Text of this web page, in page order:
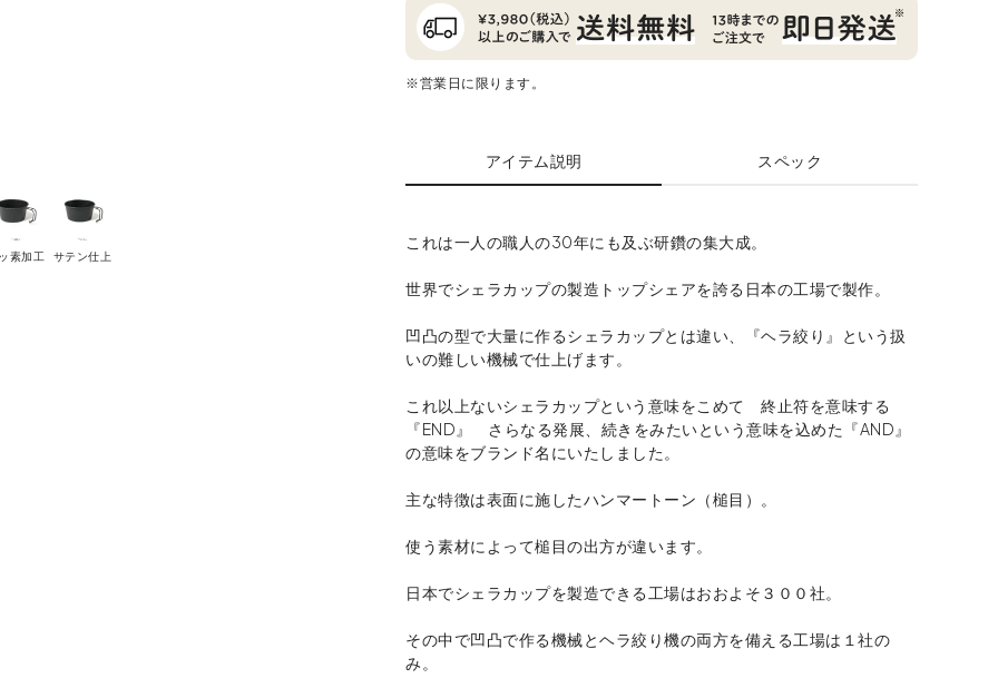
素加工 サテン仕上
※営業日に限ります。
アイテム説明 スペック
これは一人の職人の30年にも及ぶ研鑽の集大成。
世界でシェラカップの製造トップシェアを誇る日本の工場で製作。
凹凸の型で大量に作るシェラカップとは違い、『ヘラ絞り』という扱
いの難しい機械で仕上げます。
これ以上ないシェラカップという意味をこめて 終止符を意味する
『END』 さらなる発展、続きをみたいという意味を込めた『AND』
の意味をブランド名にいたしました。
主な特徴は表面に施したハンマートーン（槌目）。
使う素材によって槌目の出方が違います。
日本でシェラカップを製造できる工場はおおよそ３００社。
その中で凹凸で作る機械とヘラ絞り機の両方を備える工場は１社の
み。